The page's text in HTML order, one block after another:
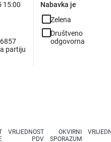
15:00
partiju
Nabavka je
check_box_outline_blankZelena
check_box_outline_blankDruštveno
odgovorna
VRIJEDNOST
PDV
OKVIRNI
SPORAZUM